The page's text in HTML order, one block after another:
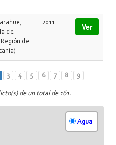
de
de
2011 Ver
3 4 5 6 7 8
9
de un total de 161.
Agua